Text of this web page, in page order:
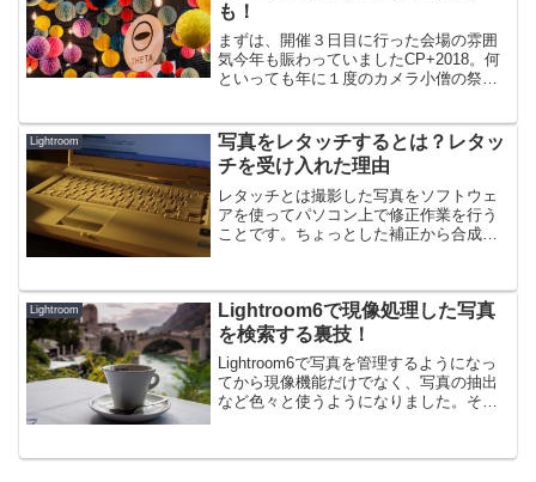
も！
まずは、開催３日目に行った会場の雰囲
気今年も賑わっていましたCP+2018。何
といっても年に１度のカメラ小僧の祭典
す。奥の方に大手メーカーが一番広い展
示スペースを占めており...
Lightroom
写真をレタッチするとは？レタッ
チを受け入れた理由
レタッチとは撮影した写真をソフトウェ
アを使ってパソコン上で修正作業を行う
ことです。ちょっとした補正から合成加
マを話題にするとちょっと面倒くさい議
論に巻き込まれたりします...
Lightroom
Lightroom6で現像処理した写真
を検索する裏技！
Lightroom6で写真を管理するようになっ
てから現像機能だけでなく、写真の抽出
など色々と使うようになりました。その
出した機能をご紹介。それは、写真を検